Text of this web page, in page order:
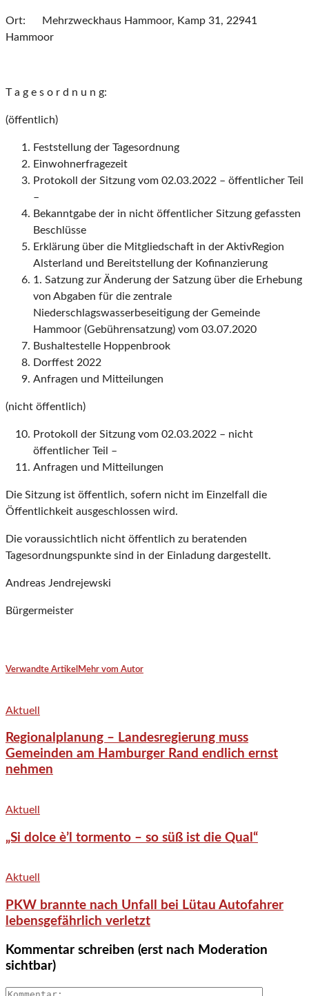
Ort: Mehrzweckhaus Hammoor, Kamp 31, 22941
Hammoor
T a g e s o r d n u n g:
(öffentlich)
Feststellung der Tagesordnung
Einwohnerfragezeit
Protokoll der Sitzung vom 02.03.2022 – öffentlicher Teil
–
Bekanntgabe der in nicht öffentlicher Sitzung gefassten
Beschlüsse
Erklärung über die Mitgliedschaft in der AktivRegion
Alsterland und Bereitstellung der Kofinanzierung
1. Satzung zur Änderung der Satzung über die Erhebung
von Abgaben für die zentrale
Niederschlagswasserbeseitigung der Gemeinde
Hammoor (Gebührensatzung) vom 03.07.2020
Bushaltestelle Hoppenbrook
Dorffest 2022
Anfragen und Mitteilungen
(nicht öffentlich)
Protokoll der Sitzung vom 02.03.2022 – nicht
öffentlicher Teil –
Anfragen und Mitteilungen
Die Sitzung ist öffentlich, sofern nicht im Einzelfall die
Öffentlichkeit ausgeschlossen wird.
Die voraussichtlich nicht öffentlich zu beratenden
Tagesordnungspunkte sind in der Einladung dargestellt.
Andreas Jendrejewski
Bürgermeister
Verwandte Artikel Mehr vom Autor
Aktuell
Regionalplanung – Landesregierung muss
Gemeinden am Hamburger Rand endlich ernst
nehmen
Aktuell
„Si dolce è’l tormento – so süß ist die Qual“
Aktuell
PKW brannte nach Unfall bei Lütau Autofahrer
lebensgefährlich verletzt
Kommentar schreiben (erst nach Moderation
sichtbar)